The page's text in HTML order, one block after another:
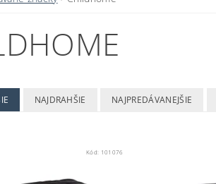
NAJDRAHŠIE NAJPREDÁVANEJŠIE
Kód: 101076